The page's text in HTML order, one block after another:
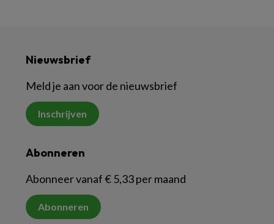
Nieuwsbrief
Meld je aan voor de nieuwsbrief
Inschrijven
Abonneren
Abonneer vanaf € 5,33 per maand
Abonneren